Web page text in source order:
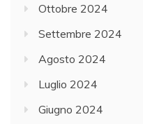
Ottobre 2024
Settembre 2024
Agosto 2024
Luglio 2024
Giugno 2024